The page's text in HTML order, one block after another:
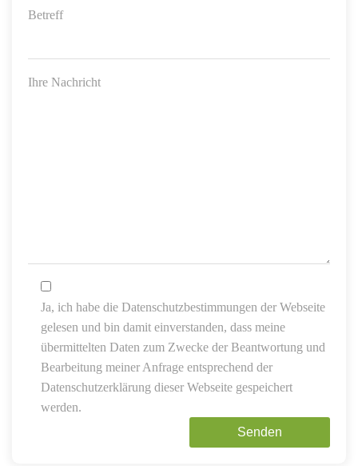
Betreff
Ihre Nachricht
Ja, ich habe die Datenschutzbestimmungen der Webseite
gelesen und bin damit einverstanden, dass meine
übermittelten Daten zum Zwecke der Beantwortung und
Bearbeitung meiner Anfrage entsprechend der
Datenschutzerklärung dieser Webseite gespeichert
werden.